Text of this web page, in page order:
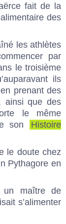
fait de la
des
les athlètes
par
le troisième
ils
prenant des
ainsi que des
le même
son
Histoire
le doute chez
Pythagore en
un maître de
s’alimenter